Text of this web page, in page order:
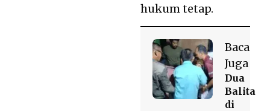
hukum tetap.
Baca
Juga
Dua
Balita
di